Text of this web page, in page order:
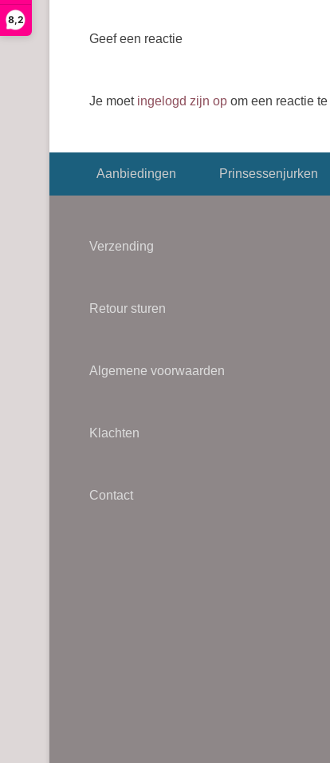
8,2
Geef een reactie
Je moet ingelogd zijn op om een reactie
Aanbiedingen Prinsessenjurken
Verzending
Retour sturen
Algemene voorwaarden
Klachten
Contact